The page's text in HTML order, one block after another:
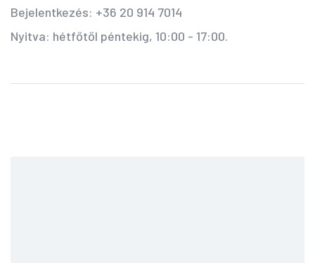
Bejelentkezés: +36 20 914 7014
Nyitva: hétfőtől péntekig, 10:00 - 17:00.